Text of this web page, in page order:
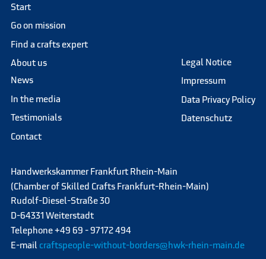
Start
Go on mission
Find a crafts expert
About us
News
In the media
Testimonials
Contact
Legal Notice
Impressum
Data Privacy Policy
Datenschutz
Handwerkskammer Frankfurt Rhein-Main
(Chamber of Skilled Crafts Frankfurt-Rhein-Main)
Rudolf-Diesel-Straße 30
D-64331 Weiterstadt
Telephone +49 69 - 97172 494
E-mail craftspeople-without-borders@hwk-rhein-main.de